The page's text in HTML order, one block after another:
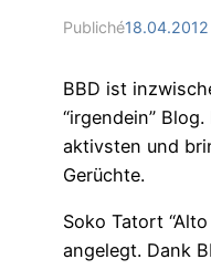
Publiché18.04.2012
BBD ist
“irgendein”
aktivsten und
Gerüchte.
Soko Tatort
angelegt. Dank